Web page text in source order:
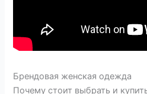
Брендовая женская одежда
Почему стоит выбрать и